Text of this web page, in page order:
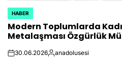
POSTED
IN
HABER
Modern Toplumlarda
Metalaşması Özgürlük Mü
on30.06.2026Posted
anadolusesi